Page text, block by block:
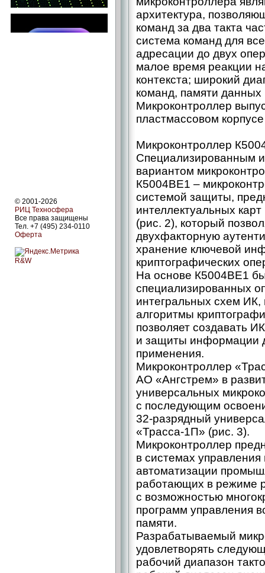
© 2001-2026
РИЦ Техносфера
Все права защищены
Тел. +7 (495) 234-0110
Оферта
R&W
архитектура,
команд за два такта
система команд для
адресации до двух
малое время реакции
контекста; широкий
команд, памяти
Микроконтроллер
пластмассовом
Микроконтроллер
Специализированным
вариантом
К5004ВЕ1 –
системой защиты,
интеллектуальных
(рис. 2), который
двухфакторную
хранение ключевой
криптографических
На основе К5004ВЕ1
специализированных
интегральных схем
алгоритмы
позволяет создавать
и защиты информации
применения.
Микроконтроллер
АО «Ангстрем» в
универсальных
с последующим
32‑разрядный
«Трасса‑1П» (рис. 3).
Микроконтроллер
в системах управления
автоматизации
работающих в режиме
с возможностью
программ управления
памяти.
Разрабатываемый
удовлетворять
рабочий диапазон